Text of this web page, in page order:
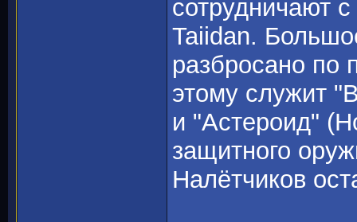
сотрудничают
Taiidan.
разбросано по
этому служит
и "Астероид"
защитного
Налётчиков